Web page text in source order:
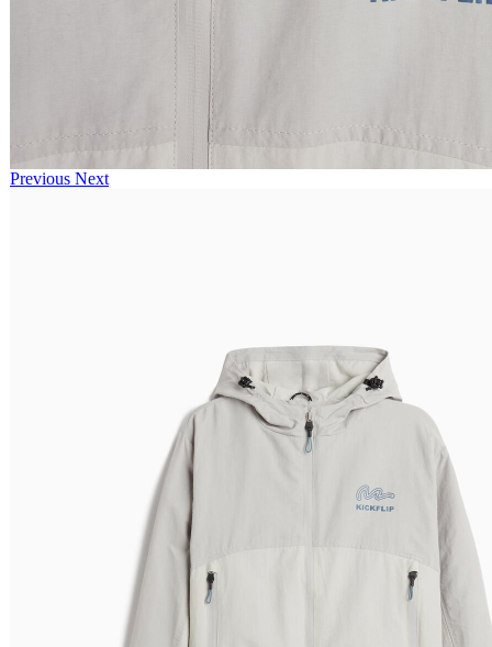
Previous Next